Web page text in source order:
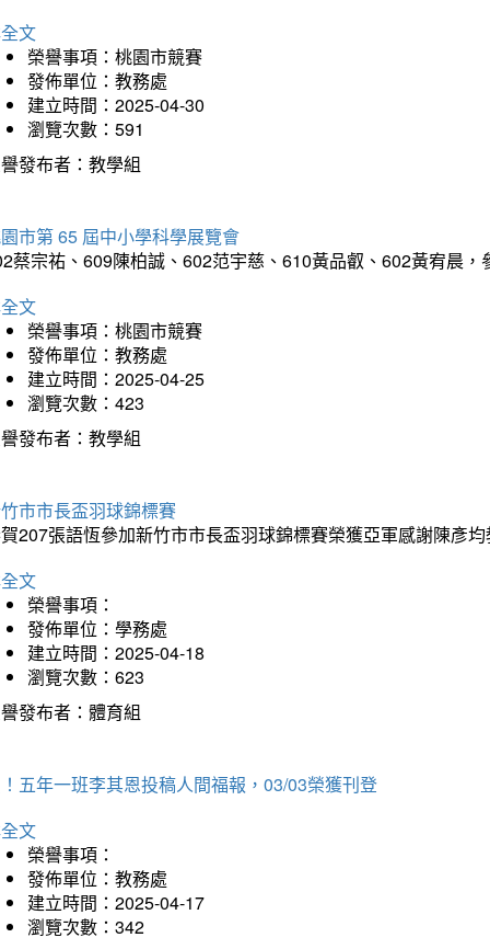
文
榮譽事項：桃園市競賽
發佈單位：教務處
建立時間：2025-04-30
瀏覽次數：591
發布者：教學組
市第 65 屆中小學科學展覽會
蔡宗祐、609陳柏誠、602范宇慈、610黃品叡、602黃宥晨
文
榮譽事項：桃園市競賽
發佈單位：教務處
建立時間：2025-04-25
瀏覽次數：423
發布者：教學組
市市長盃羽球錦標賽
207張語恆參加新竹市市長盃羽球錦標賽榮獲亞軍感謝陳彥
文
榮譽事項：
發佈單位：學務處
建立時間：2025-04-18
瀏覽次數：623
發布者：體育組
五年一班李其恩投稿人間福報，03/03榮獲刊登
文
榮譽事項：
發佈單位：教務處
建立時間：2025-04-17
瀏覽次數：342